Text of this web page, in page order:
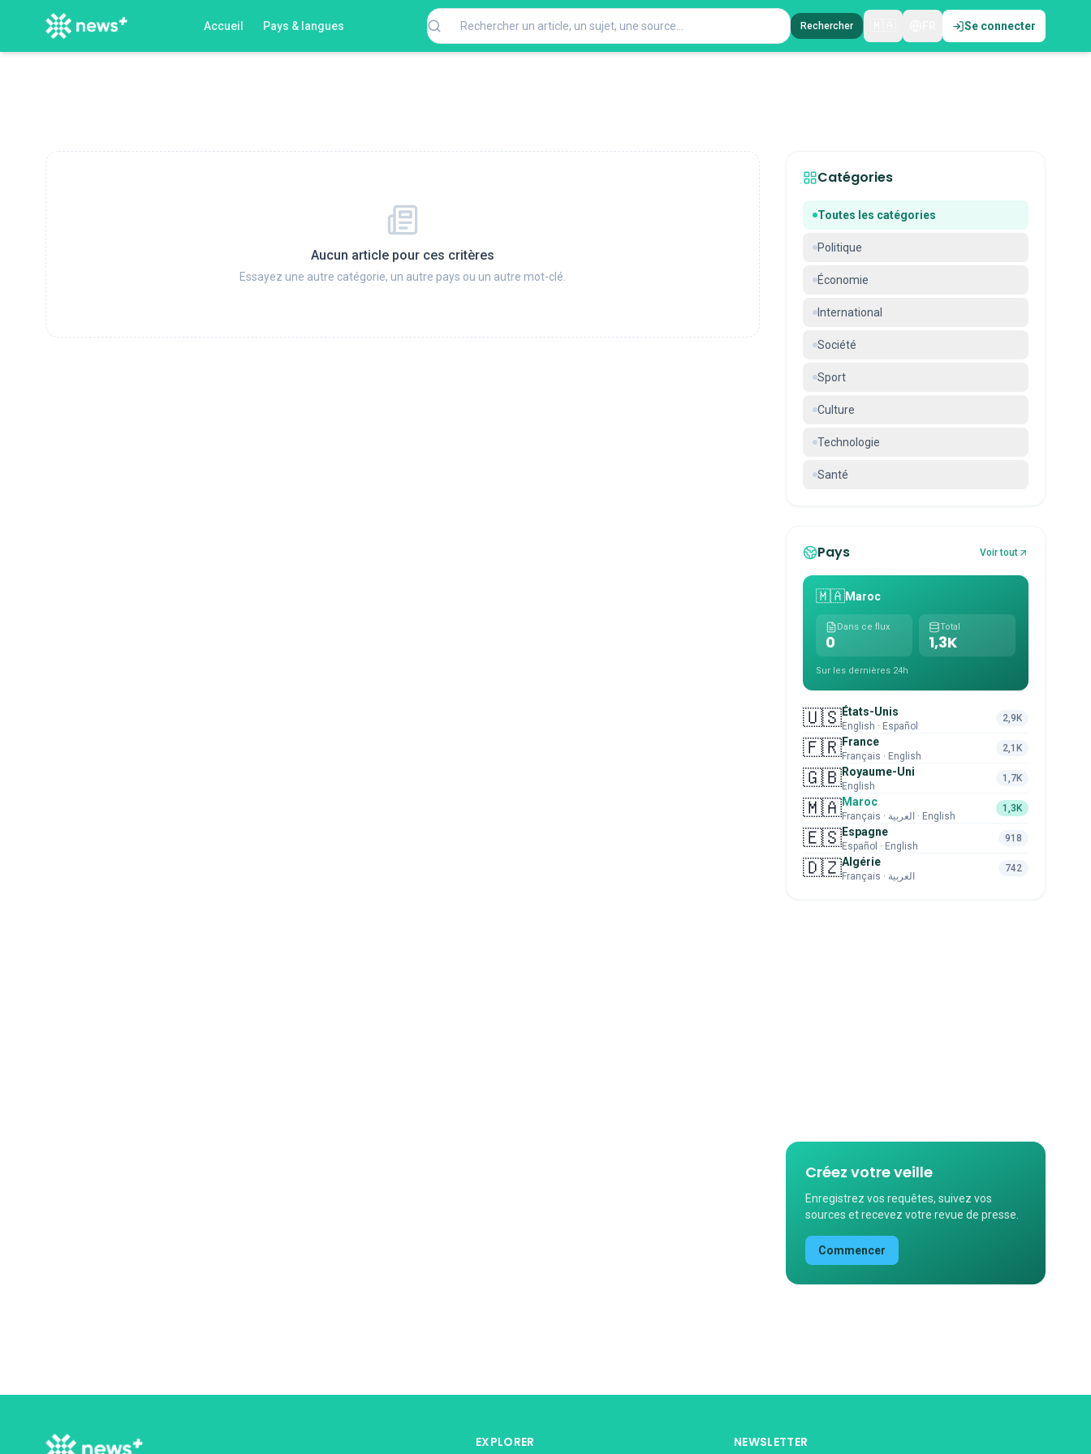
Accueil Pays & langues Rechercher Se connecter
Aucun article pour ces critères
Essayez une autre catégorie, un autre pays ou un autre mot-clé.
Catégories
Toutes les catégories
Politique
Économie
International
Société
Sport
Culture
Technologie
Santé
Pays Voir tout
🇲🇦Maroc
Dans ce flux
0
Total
1,3K
Sur les dernières 24h
🇺🇸États-Unis
English · Español
2,9K
🇫🇷France
Français · English
2,1K
🇬🇧Royaume-Uni
English
1,7K
🇲🇦Maroc
Français · العربية · English
1,3K
🇪🇸Espagne
Español · English
918
🇩🇿Algérie
Français · العربية
742
Créez votre veille
Enregistrez vos requêtes, suivez vos
sources et recevez votre revue de presse.
Commencer
EXPLORER NEWSLETTER